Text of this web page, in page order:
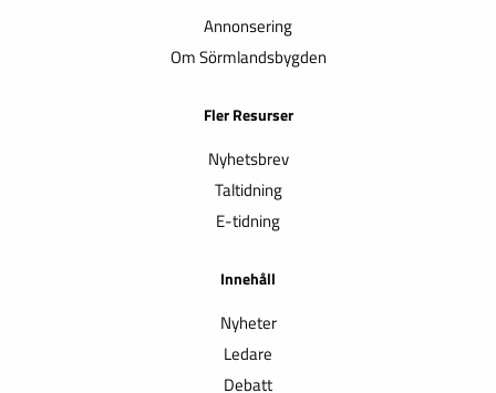
Annonsering
Om Sörmlandsbygden
Fler Resurser
Nyhetsbrev
Taltidning
E-tidning
Innehåll
Nyheter
Ledare
Debatt